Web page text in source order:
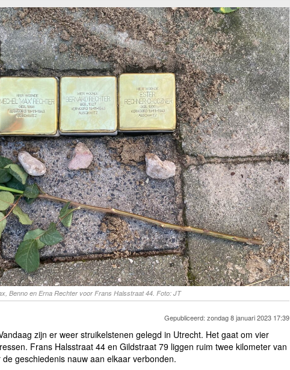
Benno en Erna Rechter voor Frans Halsstraat 44. Foto: JT
Gepubliceerd: zondag 8 januari 2023 17:39
zijn er weer struikelstenen gelegd in Utrecht. Het gaat om vier
Frans Halsstraat 44 en Gildstraat 79 liggen ruim twee kilometer van
geschiedenis nauw aan elkaar verbonden.